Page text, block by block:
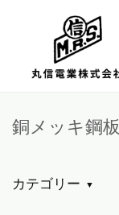
銅メッキ鋼板
カテゴリー